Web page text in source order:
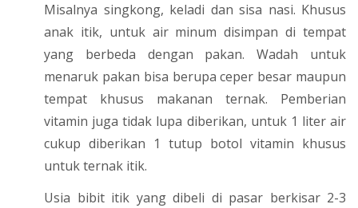
Misalnya singkong, keladi dan sisa nasi. Khusus
anak itik, untuk air minum disimpan di tempat
yang berbeda dengan pakan. Wadah untuk
menaruk pakan bisa berupa ceper besar maupun
tempat khusus makanan ternak. Pemberian
vitamin juga tidak lupa diberikan, untuk 1 liter air
cukup diberikan 1 tutup botol vitamin khusus
untuk ternak itik.
Usia bibit itik yang dibeli di pasar berkisar 2-3